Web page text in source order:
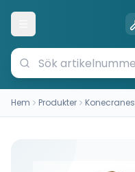
Öppna meny
Hem Produkter Konecranes